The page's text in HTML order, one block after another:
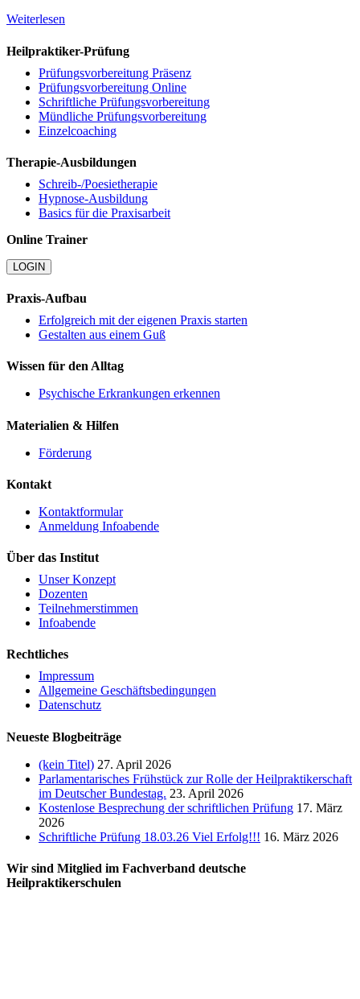
Weiterlesen
Heilpraktiker-Prüfung
Prüfungsvorbereitung Präsenz
Prüfungsvorbereitung Online
Schriftliche Prüfungsvorbereitung
Mündliche Prüfungsvorbereitung
Einzelcoaching
Therapie-Ausbildungen
Schreib-/Poesietherapie
Hypnose-Ausbildung
Basics für die Praxisarbeit
Online Trainer
LOGIN
Praxis-Aufbau
Erfolgreich mit der eigenen Praxis starten
Gestalten aus einem Guß
Wissen für den Alltag
Psychische Erkrankungen erkennen
Materialien & Hilfen
Förderung
Kontakt
Kontaktformular
Anmeldung Infoabende
Über das Institut
Unser Konzept
Dozenten
Teilnehmerstimmen
Infoabende
Rechtliches
Impressum
Allgemeine Geschäftsbedingungen
Datenschutz
Neueste Blogbeiträge
(kein Titel) 27. April 2026
Parlamentarisches Frühstück zur Rolle der Heilpraktikerschaft
im Deutscher Bundestag. 23. April 2026
Kostenlose Besprechung der schriftlichen Prüfung 17. März
2026
Schriftliche Prüfung 18.03.26 Viel Erfolg!!! 16. März 2026
Wir sind Mitglied im Fachverband deutsche
Heilpraktikerschulen